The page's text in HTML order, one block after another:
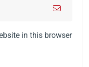
in this browser